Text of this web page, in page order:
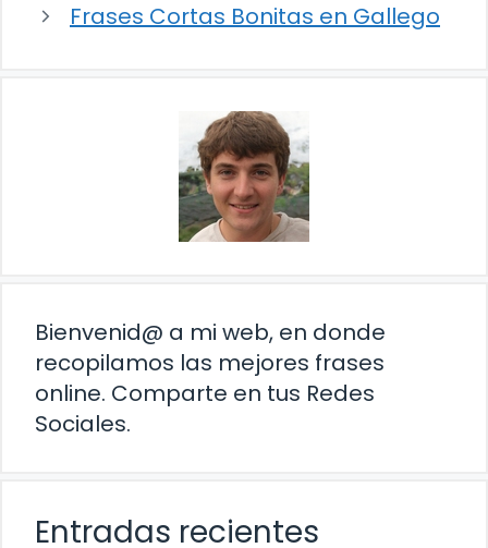
Frases Cortas Bonitas en Gallego
Bienvenid@ a mi web, en donde
recopilamos las mejores frases
online. Comparte en tus Redes
Sociales.
Entradas recientes